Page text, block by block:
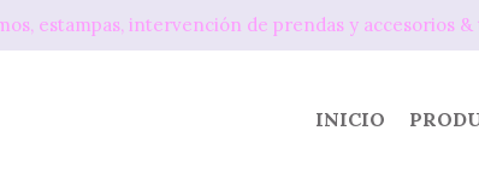
estampas, intervención de prendas y accesorios &
INICIO